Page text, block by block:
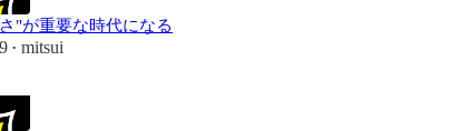
"が重要な時代になる
• mitsui